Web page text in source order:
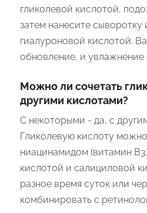
гликолевой кислотой,
затем нанесите сыворотку
гиалуроновой кислотой.
обновление, и увлажнение
Можно ли сочетать
другими кислотами?
С некоторыми - да, с
Гликолевую кислоту
ниацинамидом (витамин
кислотой и салициловой
разное время суток или
комбинировать с